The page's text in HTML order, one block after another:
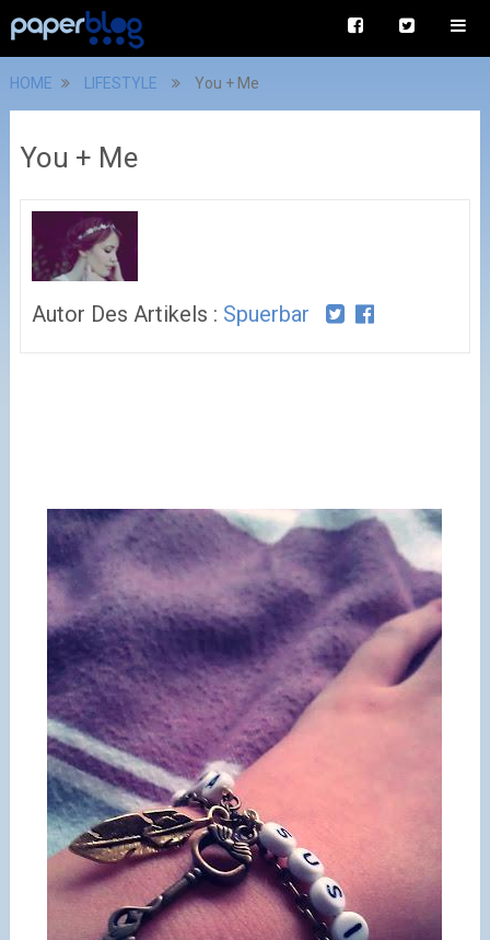
HOME LIFESTYLE You + Me
You + Me
Autor Des Artikels : Spuerbar